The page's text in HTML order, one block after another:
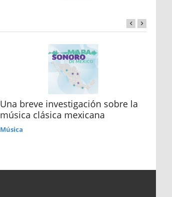
Una breve investigación sobre la
música clásica mexicana
Música